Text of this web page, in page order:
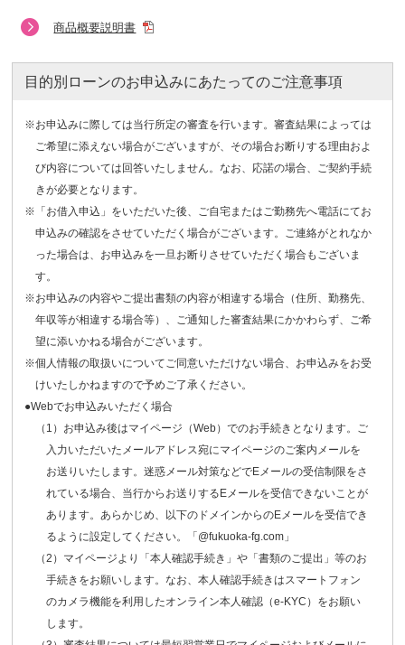
商品概要説明書
目的別ローンのお申込みにあたってのご注意事項
※お申込みに際しては当行所定の審査を行います。審査結果によっては
ご希望に添えない場合がございますが、その場合お断りする理由およ
び内容については回答いたしません。なお、応諾の場合、ご契約手続
きが必要となります。
※「お借入申込」をいただいた後、ご自宅またはご勤務先へ電話にてお
申込みの確認をさせていただく場合がございます。ご連絡がとれなか
った場合は、お申込みを一旦お断りさせていただく場合もございま
す。
※お申込みの内容やご提出書類の内容が相違する場合（住所、勤務先、
年収等が相違する場合等）、ご通知した審査結果にかかわらず、ご希
望に添いかねる場合がございます。
※個人情報の取扱いについてご同意いただけない場合、お申込みをお受
けいたしかねますので予めご了承ください。
●Webでお申込みいただく場合
（1）お申込み後はマイページ（Web）でのお手続きとなります。ご
入力いただいたメールアドレス宛にマイページのご案内メールを
お送りいたします。迷惑メール対策などでEメールの受信制限をさ
れている場合、当行からお送りするEメールを受信できないことが
あります。あらかじめ、以下のドメインからのEメールを受信でき
るように設定してください。「@fukuoka-fg.com」
（2）マイページより「本人確認手続き」や「書類のご提出」等のお
手続きをお願いします。なお、本人確認手続きはスマートフォン
のカメラ機能を利用したオンライン本人確認（e-KYC）をお願い
します。